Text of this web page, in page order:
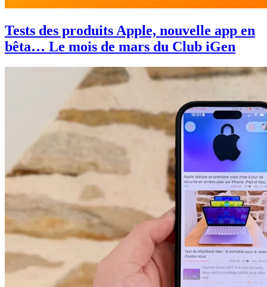
Tests des produits Apple, nouvelle app en
bêta… Le mois de mars du Club iGen